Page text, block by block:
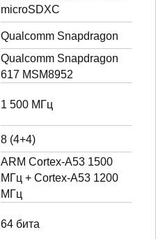
microSDXC
Qualcomm Snapdragon
Qualcomm Snapdragon
617 MSM8952
1 500 МГц
8 (4+4)
ARM Cortex-A53 1500
МГц + Cortex-A53 1200
МГц
64 бита